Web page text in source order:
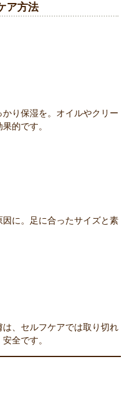
ア方法
り保湿を。オイルやクリー
的です。
に。足に合ったサイズと素
、セルフケアでは取り切れ
全です。